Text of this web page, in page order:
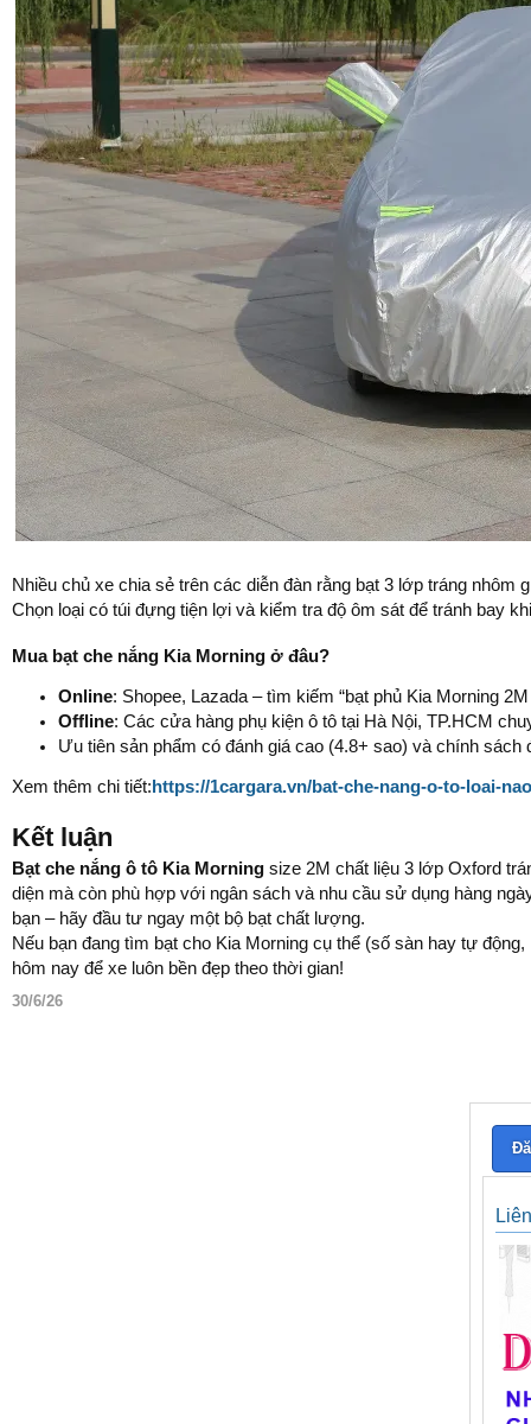
Nhiều chủ xe chia sẻ trên các diễn đàn rằng bạt 3 lớp tráng
Chọn loại có túi đựng tiện lợi và kiểm tra độ ôm sát để tránh bay
Mua bạt che nắng Kia Morning ở đâu?
Online: Shopee, Lazada – tìm kiếm “bạt phủ Kia Morning
Offline: Các cửa hàng phụ kiện ô tô tại Hà Nội, TP.HCM
Ưu tiên sản phẩm có đánh giá cao (4.8+ sao) và chính sách
Xem thêm chi tiết:https://1cargara.vn/bat-che-nang-o-to-loai-
Kết luận
Bạt che nắng ô tô Kia Morning size 2M chất liệu 3 lớp Oxford
diện mà còn phù hợp với ngân sách và nhu cầu sử dụng hàng
bạn – hãy đầu tư ngay một bộ bạt chất lượng.
Nếu bạn đang tìm bạt cho Kia Morning cụ thể (số sàn hay tự
hôm nay để xe luôn bền đẹp theo thời gian!
30/6/26